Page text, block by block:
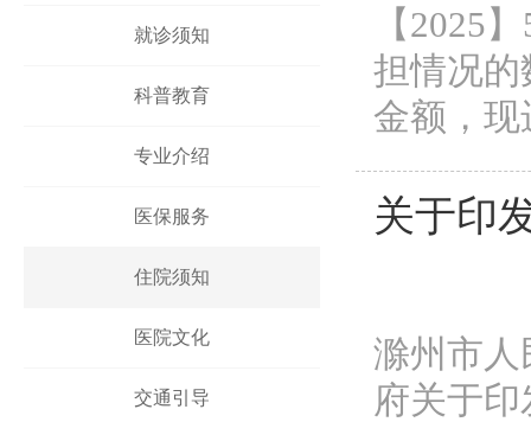
就诊须知
科普教育
专业介绍
医保服务
住院须知
医院文化
交通引导
【2025
担情况的
金额，
关于印
滁州市人
府关于